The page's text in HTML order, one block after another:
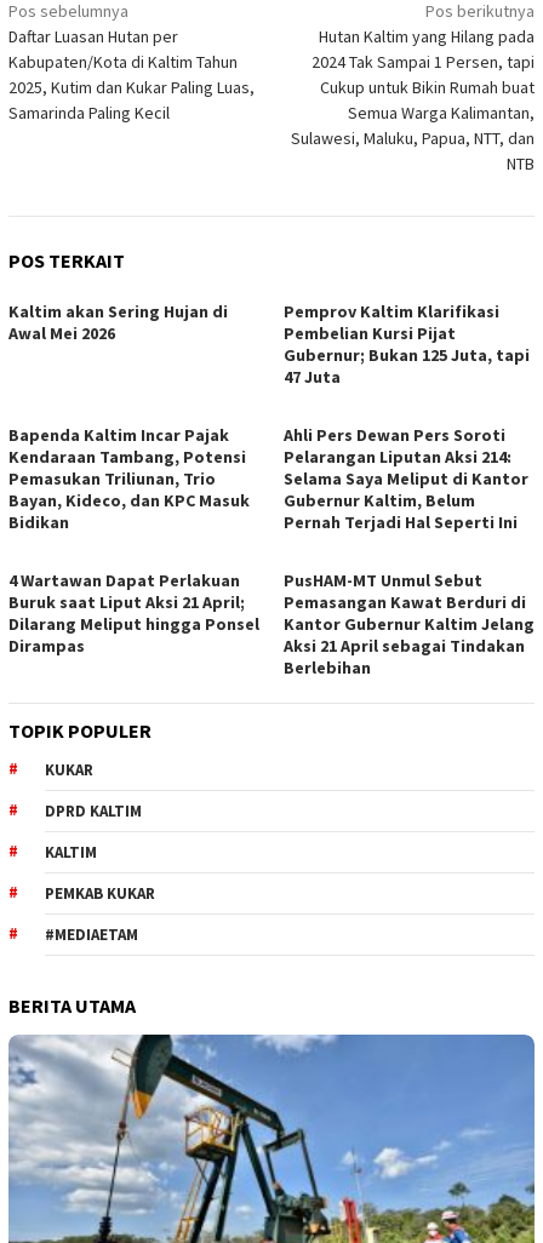
Navigasi
pos
Pos sebelumnya
Daftar Luasan Hutan per
Kabupaten/Kota di Kaltim Tahun
2025, Kutim dan Kukar Paling Luas,
Samarinda Paling Kecil
Pos berikutnya
Hutan Kaltim yang Hilang pada
2024 Tak Sampai 1 Persen, tapi
Cukup untuk Bikin Rumah buat
Semua Warga Kalimantan,
Sulawesi, Maluku, Papua, NTT, dan
NTB
POS TERKAIT
Kaltim akan Sering Hujan di
Awal Mei 2026
Pemprov Kaltim Klarifikasi
Pembelian Kursi Pijat
Gubernur; Bukan 125 Juta, tapi
47 Juta
Bapenda Kaltim Incar Pajak
Kendaraan Tambang, Potensi
Pemasukan Triliunan, Trio
Bayan, Kideco, dan KPC Masuk
Bidikan
Ahli Pers Dewan Pers Soroti
Pelarangan Liputan Aksi 214:
Selama Saya Meliput di Kantor
Gubernur Kaltim, Belum
Pernah Terjadi Hal Seperti Ini
4 Wartawan Dapat Perlakuan
Buruk saat Liput Aksi 21 April;
Dilarang Meliput hingga Ponsel
Dirampas
PusHAM-MT Unmul Sebut
Pemasangan Kawat Berduri di
Kantor Gubernur Kaltim Jelang
Aksi 21 April sebagai Tindakan
Berlebihan
TOPIK POPULER
KUKAR
DPRD KALTIM
KALTIM
PEMKAB KUKAR
#MEDIAETAM
BERITA UTAMA